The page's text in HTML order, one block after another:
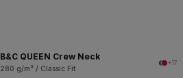
B&C QUEEN Crew Neck
280 g/m² / Classic Fit
+17